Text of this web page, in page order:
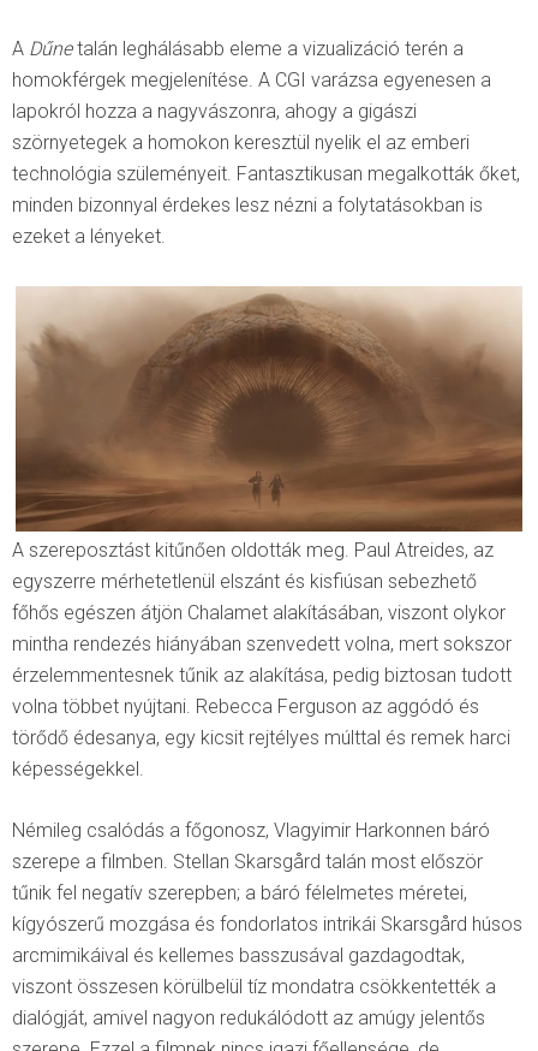
A Dűnetalán leghálásabb eleme a vizualizáció terén a
homokférgek megjelenítése. A CGI varázsa egyenesen a
lapokról hozza a nagyvászonra, ahogy a gigászi
szörnyetegek a homokon keresztül nyelik el az emberi
technológia szüleményeit. Fantasztikusan megalkották őket,
minden bizonnyal érdekes lesz nézni a folytatásokban is
ezeket a lényeket.
A szereposztást kitűnően oldották meg. Paul Atreides, az
egyszerre mérhetetlenül elszánt és kisfiúsan sebezhető
főhős egészen átjön Chalamet alakításában, viszont olykor
mintha rendezés hiányában szenvedett volna, mert sokszor
érzelemmentesnek tűnik az alakítása, pedig biztosan tudott
volna többet nyújtani. Rebecca Ferguson az aggódó és
törődő édesanya, egy kicsit rejtélyes múlttal és remek harci
képességekkel.
Némileg csalódás a főgonosz, Vlagyimir Harkonnen báró
szerepe a filmben. Stellan Skarsgård talán most először
tűnik fel negatív szerepben; a báró félelmetes méretei,
kígyószerű mozgása és fondorlatos intrikái Skarsgård húsos
arcmimikáival és kellemes basszusával gazdagodtak,
viszont összesen körülbelül tíz mondatra csökkentették a
dialógját, amivel nagyon redukálódott az amúgy jelentős